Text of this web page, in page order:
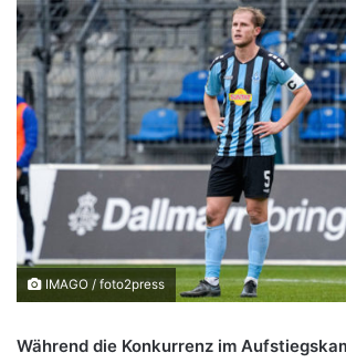
IMAGO / foto2press
Während die Konkurrenz im